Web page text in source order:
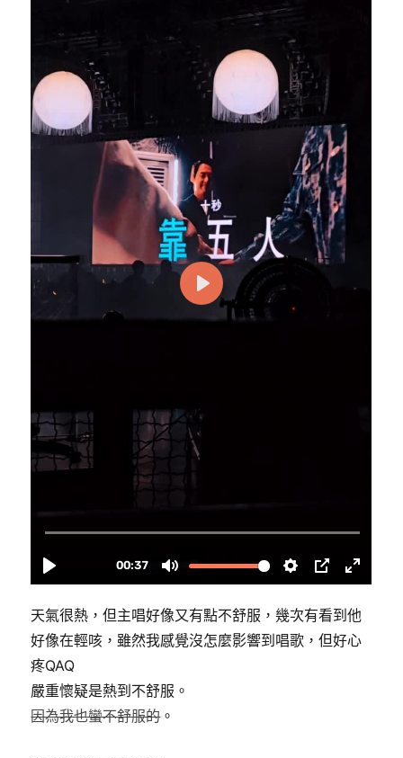
天氣很熱，但主唱好像又有點不舒服，幾次有看到他
好像在輕咳，雖然我感覺沒怎麼影響到唱歌，但好心
疼QAQ
嚴重懷疑是熱到不舒服。
因為我也蠻不舒服的。